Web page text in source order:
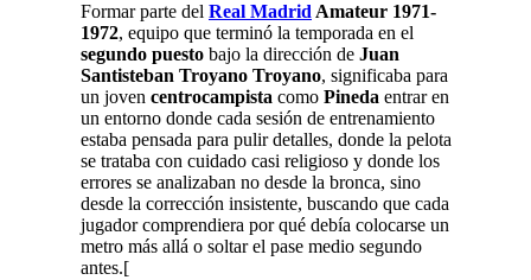
Formar parte del Real Madrid Amateur 1971-
1972, equipo que terminó la temporada en el
segundo puesto bajo la dirección de Juan
Santisteban Troyano Troyano, significaba para
un joven centrocampista como Pineda entrar en
un entorno donde cada sesión de entrenamiento
estaba pensada para pulir detalles, donde la pelota
se trataba con cuidado casi religioso y donde los
errores se analizaban no desde la bronca, sino
desde la corrección insistente, buscando que cada
jugador comprendiera por qué debía colocarse un
metro más allá o soltar el pase medio segundo
antes.[